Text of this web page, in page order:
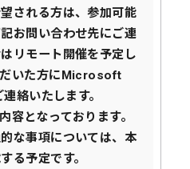
される方は、参加可能
お問い合わせ先にご連
リモート開催を予定し
だいた方にMicrosoft
絡いたします。
容となっております。
な事項については、本
る予定です。